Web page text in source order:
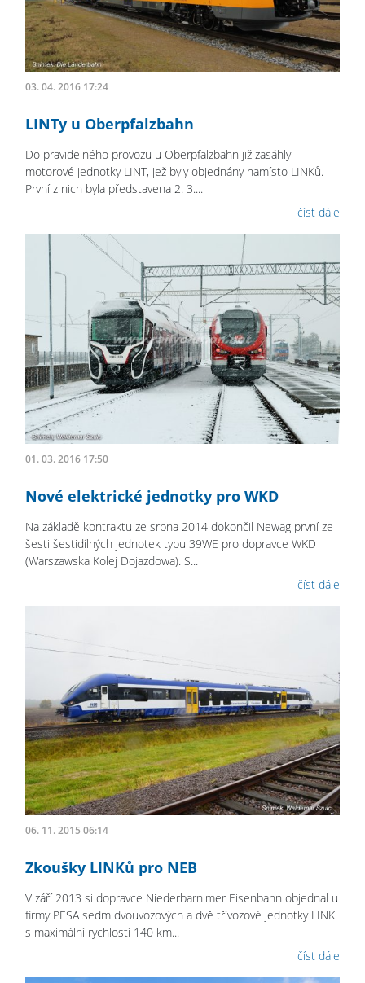
03. 04. 2016 17:24
LINTy u Oberpfalzbahn
Do pravidelného provozu u Oberpfalzbahn již zasáhly
motorové jednotky LINT, jež byly objednány namísto LINKů.
První z nich byla představena 2. 3....
číst dále
01. 03. 2016 17:50
Nové elektrické jednotky pro WKD
Na základě kontraktu ze srpna 2014 dokončil Newag první ze
šesti šestidílných jednotek typu 39WE pro dopravce WKD
(Warszawska Kolej Dojazdowa). S...
číst dále
06. 11. 2015 06:14
Zkoušky LINKů pro NEB
V září 2013 si dopravce Niederbarnimer Eisenbahn objednal u
firmy PESA sedm dvouvozových a dvě třívozové jednotky LINK
s maximální rychlostí 140 km...
číst dále